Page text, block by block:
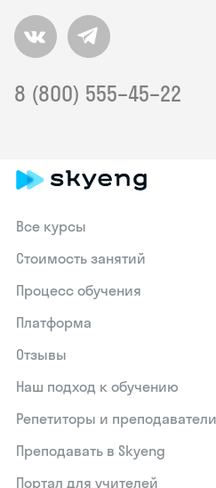
8 (800) 555–45–22
Все курсы
Стоимость занятий
Процесс обучения
Платформа
Отзывы
Наш подход к обучению
Репетиторы и преподаватели
Преподавать в Skyeng
Портал для учителей